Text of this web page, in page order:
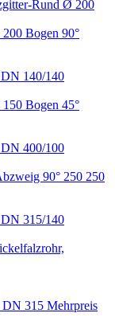
Rund Ø 200
Bogen 90°
DN 140/140
Bogen 45°
DN 400/100
90° 250 250
DN 315/140
Mehrpreis